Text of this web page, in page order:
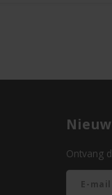
Ontvang